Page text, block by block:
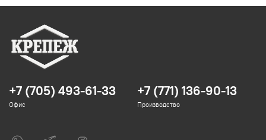
+7 (705) 493-61-33
Офис
+7 (771) 136-90-13
Производство